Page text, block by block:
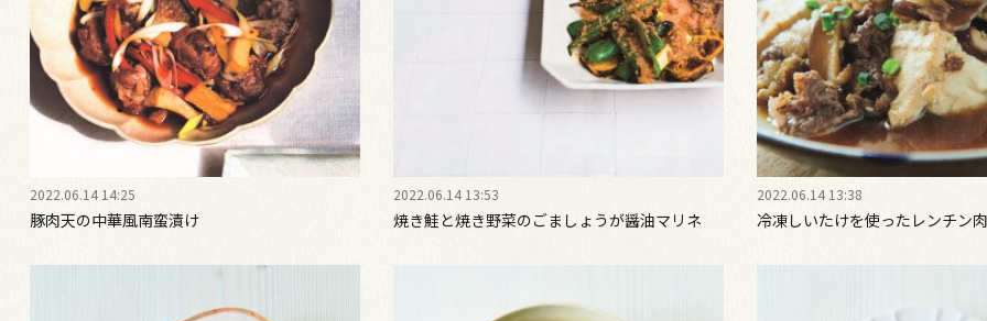
2022.06.14 14:25
豚肉天の中華風南蛮漬け
2022.06.14 13:53
焼き鮭と焼き野菜のごましょうが醤油マリネ
2022.06.14 13:38
冷凍しいたけを使ったレンチン